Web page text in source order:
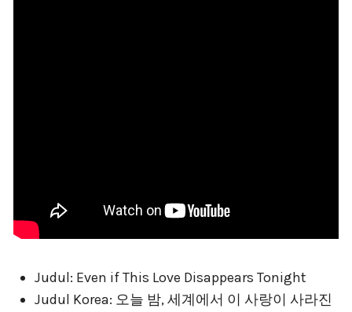
Judul: Even if This Love Disappears Tonight
Judul Korea: 오늘 밤, 세계에서 이 사랑이 사라진